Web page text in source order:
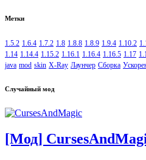
Метки
1.5.2 1.6.4 1.7.2 1.8 1.8.8 1.8.9 1.9.4 1.10.2
1.14 1.14.4 1.15.2 1.16.1 1.16.4 1.16.5 1.17
java mod skin X-Ray Лаунчер Сборка
Случайный мод
[Мод]